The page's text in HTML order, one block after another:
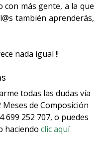
con más gente, a la que
también aprenderás,
nada igual !!
todas las dudas vía
de Composición
699 252 707, o puedes
haciendo clic aquí